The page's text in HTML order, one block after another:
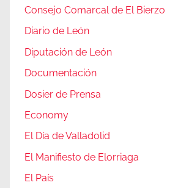
Consejo Comarcal de El Bierzo
Diario de León
Diputación de León
Documentación
Dosier de Prensa
Economy
El Día de Valladolid
El Manifiesto de Elorriaga
El País